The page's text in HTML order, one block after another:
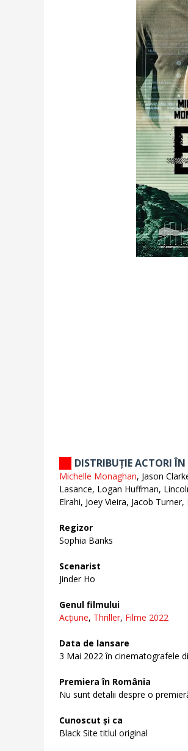
DISTRIBUȚIE ACTORI
Michelle Monaghan, Jason
Lasance, Logan Huffman,
Elrahi, Joey Vieira, Jacob
Regizor
Sophia Banks
Scenarist
Jinder Ho
Genul filmului
Acțiune, Thriller, Filme 2022
Data de lansare
3 Mai 2022 în cinematografele
Premiera în România
Nu sunt detalii despre o
Cunoscut și ca
Black Site titlul original